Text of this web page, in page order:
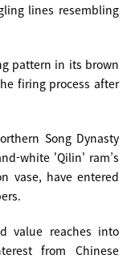
lines resembling
pattern in its brown
firing process after
Song Dynasty
white 'Qilin' ram’s
vase, have entered
value reaches into
from Chinese